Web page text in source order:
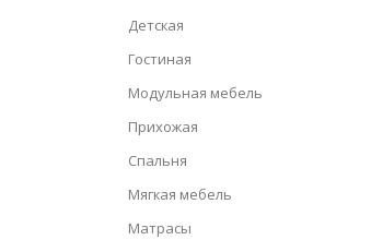
Детская
Гостиная
Модульная мебель
Прихожая
Спальня
Мягкая мебель
Матрасы